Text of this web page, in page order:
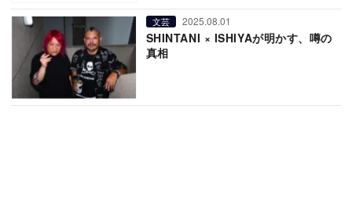
文芸 2025.08.01
SHINTANI × ISHIYAが明かす、噂の
真相